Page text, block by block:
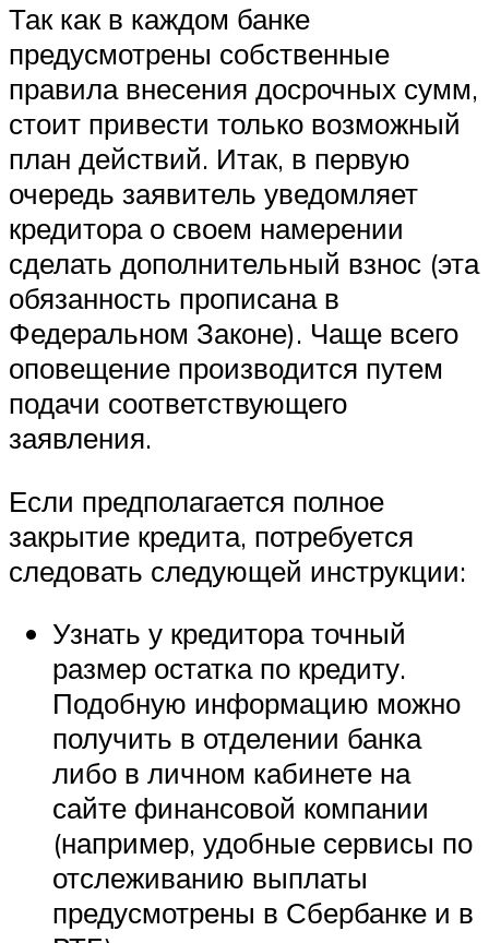
Так как в каждом банке
предусмотрены собственные
правила внесения досрочных сумм,
стоит привести только возможный
план действий. Итак, в первую
очередь заявитель уведомляет
кредитора о своем намерении
сделать дополнительный взнос (эта
обязанность прописана в
Федеральном Законе). Чаще всего
оповещение производится путем
подачи соответствующего
заявления.
Если предполагается полное
закрытие кредита, потребуется
следовать следующей инструкции:
Узнать у кредитора точный
размер остатка по кредиту.
Подобную информацию можно
получить в отделении банка
либо в личном кабинете на
сайте финансовой компании
(например, удобные сервисы по
отслеживанию выплаты
предусмотрены в Сбербанке и в